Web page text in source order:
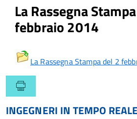
La Rassegna
febbraio 2014
La Rassegna Stampa del 2
INGEGNERI IN TEMPO REALE